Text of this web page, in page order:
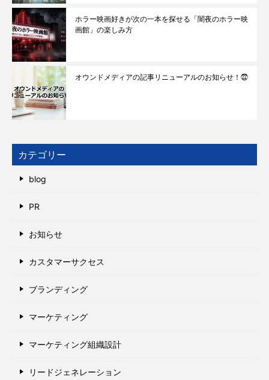
ホラー映画好きが次の一本を探せる「闇夜のホラー映
画館」の楽しみ方
オウンドメディアの記事リニューアルのお知らせ！㉒
カテゴリー
blog
PR
お知らせ
カスタマーサクセス
ブランディング
マーケティング
マーケティング組織設計
リードジェネレーション